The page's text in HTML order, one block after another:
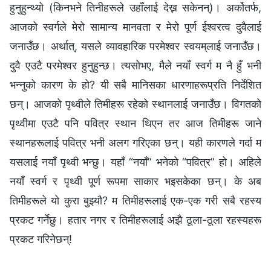
हुनुहुन्थ्यो (किनभने तिनीहरूले उहाँलाई देख्न सकेनन्)। अर्कोतर्फ,
आजको स्वर्गले मेरो सामान्य मानवता र मेरो पूर्ण ईश्‍वरत्व दुवैलाई
जनाउँछ। अर्थात्, यसले व्यावहारिक परमेश्‍वर स्‍वयम्‌लाई जनाउँछ।
दुवै एउटै परमेश्‍वर हुनुहुन्छ। त्यसोभए, मैले नयाँ स्वर्ग म नै हुँ भनी
भन्नुको कारण के हो? यी सबै मानिसका धारणाहरूप्रति निर्देशित
छन्। आजको पृथ्वीले तिमीहरू रहेको स्थानलाई जनाउँछ। विगतको
पृथ्वीमा एउटै पनि पवित्र स्थान थिएन तर आज तिमीहरू जाने
स्थानहरूलाई पवित्र भनी अलग गरिएका छन्। यही कारणले गर्दा म
यसलाई नयाँ पृथ्वी भन्छु। यहाँ “नयाँ” भनेको “पवित्र” हो। अहिले
नयाँ स्वर्ग र पृथ्वी पूर्ण रूपमा साकार भइसकेका छन्। के अब
तिमीहरूले यो कुरा बुझ्यौ? म तिमीहरूलाई एक-एक गरी सबै रहस्य
प्रकट गर्नेछु। हतार नगर र तिमीहरूलाई अझै ठूला-ठूला रहस्यहरू
प्रकट गरिनेछन्!